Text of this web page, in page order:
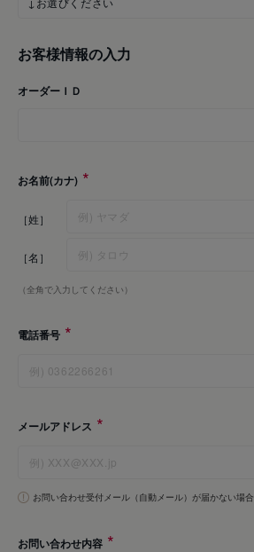
お客様情報の入力
オーダーＩＤ
お名前(カナ)
［姓］
［名］
（全角で入力してください）
電話番号
メールアドレス
お問い合わせ受付メール（自動メール）が届かない場合
お問い合わせ内容